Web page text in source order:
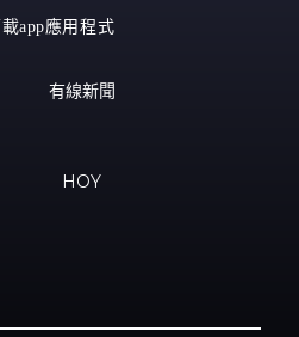
app應用程式
有線新聞
HOY